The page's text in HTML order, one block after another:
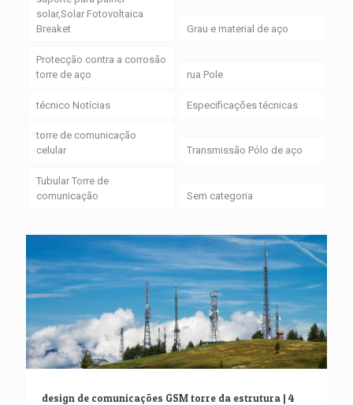
solar,Solar Fotovoltaica
Breaket
Grau e material de aço
Protecção contra a corrosão
torre de aço
rua Pole
técnico Notícias Especificações técnicas
torre de comunicação
celular
Transmissão Pólo de aço
Tubular Torre de
comunicação
Sem categoria
design de comunicações GSM torre da estrutura | 4